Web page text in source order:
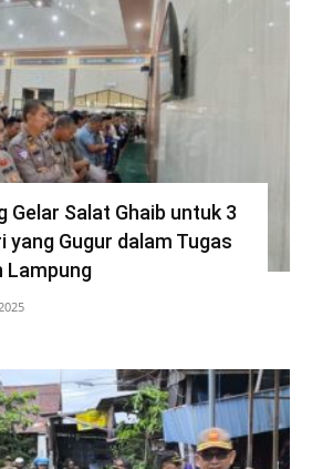
Gelar Salat Ghaib untuk 3
yang Gugur dalam Tugas
Lampung